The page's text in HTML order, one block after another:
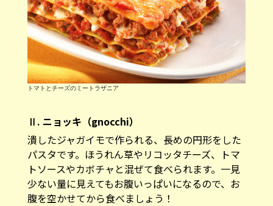
トマトとチーズのミートラザニア
Ⅱ. ニョッキ（gnocchi）
潰したジャガイモで作られる、長めの円形をした
パスタです。ほうれん草やリコッタチーズ、トマ
トソースやカボチャと混ぜて食べられます。一見
少ない量に見えてもお腹いっぱいになるので、お
腹を空かせてから食べましょう！